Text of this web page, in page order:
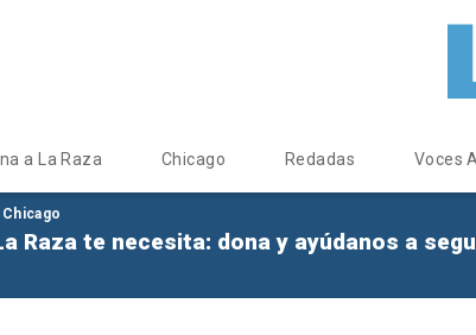
a La Raza Chicago Redadas Voces
Chicago
Raza te necesita: dona y ayúdanos a